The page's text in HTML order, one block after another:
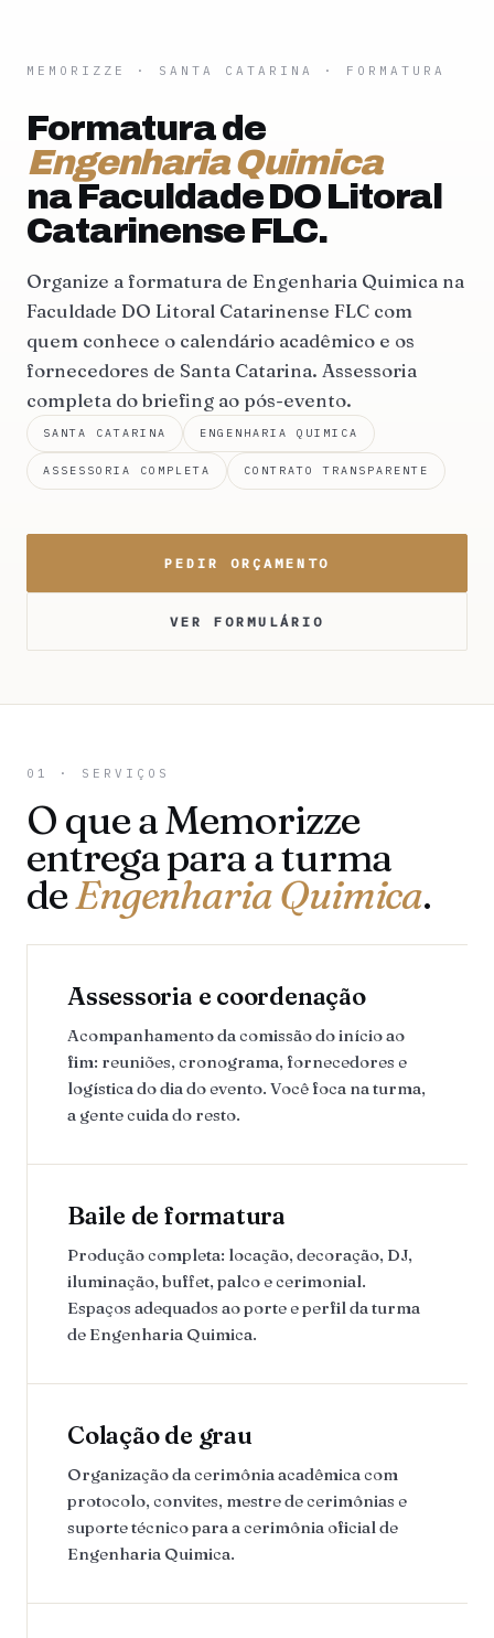
MEMORIZZE · SANTA CATARINA · FORMATURA
Formatura de
Engenharia Quimica
na Faculdade DO Litoral
Catarinense FLC.
Organize a formatura de Engenharia Quimica na
Faculdade DO Litoral Catarinense FLC com
quem conhece o calendário acadêmico e os
fornecedores de Santa Catarina. Assessoria
completa do briefing ao pós-evento.
SANTA CATARINA ENGENHARIA QUIMICA
ASSESSORIA COMPLETA CONTRATO TRANSPARENTE
PEDIR ORÇAMENTO
VER FORMULÁRIO
01 · SERVIÇOS
O que a Memorizze
entrega para a turma
deEngenharia Quimica.
Assessoria e coordenação
Acompanhamento da comissão do início ao
fim: reuniões, cronograma, fornecedores e
logística do dia do evento. Você foca na turma,
a gente cuida do resto.
Baile de formatura
Produção completa: locação, decoração, DJ,
iluminação, buffet, palco e cerimonial.
Espaços adequados ao porte e perfil da turma
de Engenharia Quimica.
Colação de grau
Organização da cerimônia acadêmica com
protocolo, convites, mestre de cerimônias e
suporte técnico para a cerimônia oficial de
Engenharia Quimica.